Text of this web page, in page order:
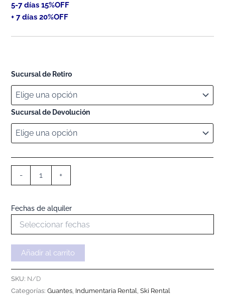
5-7 días 15%OFF
+ 7 días 20%OFF
Sucursal de Retiro
Sucursal de Devolución
- +
Fechas de alquiler
Añadir al carrito
SKU: N/D
Categorías:Guantes Indumentaria Rental ,Ski Rental